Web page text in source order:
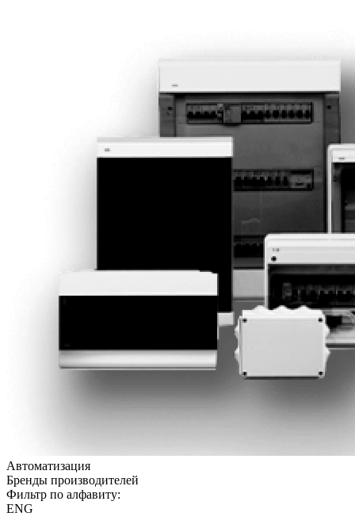
Автоматизация
Бренды производителей
Фильтр по алфавиту:
ENG